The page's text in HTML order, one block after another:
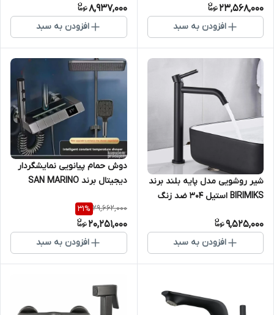
23,568,000
افزودن به سبد
8,937,000
افزودن به سبد
شیر روشویی مدل پایه بلند برند
BIRIMIKS استیل 304 ضد زنگ
9,525,000
افزودن به سبد
دوش حمام پیانویی نمایشگردار
دیجیتال برند SAN MARINO
نمایشگر دما
29,662,000
31%
20,251,000
افزودن به سبد